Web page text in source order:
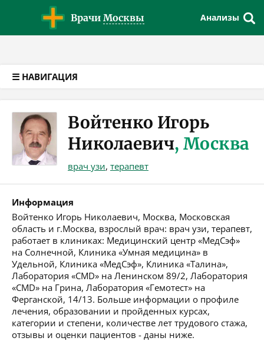
Врачи Москвы Анализы
☰ НАВИГАЦИЯ
Войтенко Игорь
Николаевич, Москва
врач узи, терапевт
Информация
Войтенко Игорь Николаевич, Москва, Московская
область и г.Москва, взрослый врач: врач узи, терапевт,
работает в клиниках: Медицинский центр «МедСэф»
на Солнечной, Клиника «Умная медицина» в
Удельной, Клиника «МедСэф», Клиника «Талина»,
Лаборатория «CMD» на Ленинском 89/2, Лаборатория
«CMD» на Грина, Лаборатория «Гемотест» на
Ферганской, 14/13. Больше информации о профиле
лечения, образовании и пройденных курсах,
категории и степени, количестве лет трудового стажа,
отзывы и оценки пациентов - даны ниже.